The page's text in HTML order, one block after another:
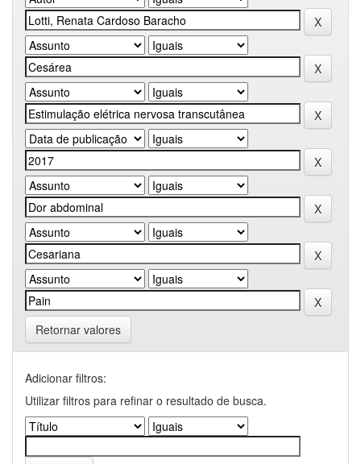
Retornar valores
Adicionar filtros:
Utilizar filtros para refinar o resultado de busca.